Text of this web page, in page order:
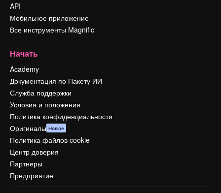
API
Мобильное приложение
Все инструменты Magnific
Начать
Academy
Документация по Пакету ИИ
Служба поддержки
Условия и положения
Политика конфиденциальности
Оригиналы Новое
Политика файлов cookie
Центр доверия
Партнеры
Предприятие